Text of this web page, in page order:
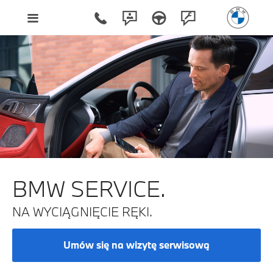
BMW SERVICE.
NA WYCIĄGNIĘCIE RĘKI.
Umów się na wizytę serwisową